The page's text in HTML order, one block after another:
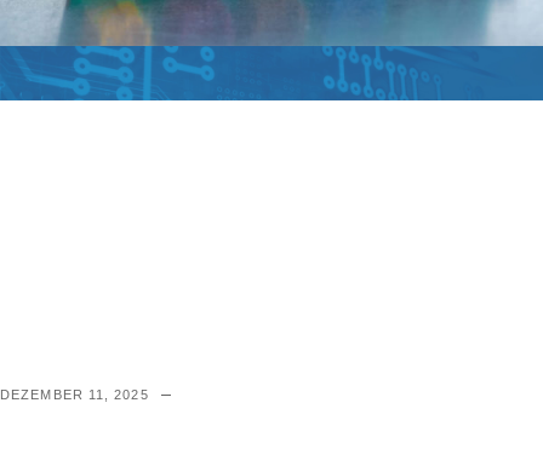
DEZEMBER 11, 2025